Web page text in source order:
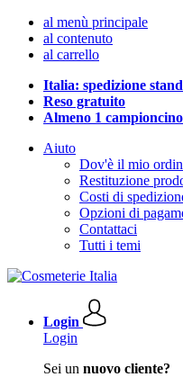
al menù principale
al contenuto
al carrello
Italia: spedizione
Reso gratuito
Almeno 1
Aiuto
Dov'è il mio
Restituzione
Costi di
Opzioni di
Contattaci
Tutti i temi
Login
Login
Sei un nuovo cliente?